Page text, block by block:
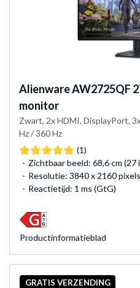
AlienwareAW2725QF
monitor
Zwart, 2x HDMI, DisplayPort,
Hz / 360 Hz
(1)
Zichtbaar beeld: 68,6 cm (27
Resolutie: 3840 x 2160 pixels
Reactietijd: 1 ms (GtG)
Product­informatieblad
GRATIS VERZENDING